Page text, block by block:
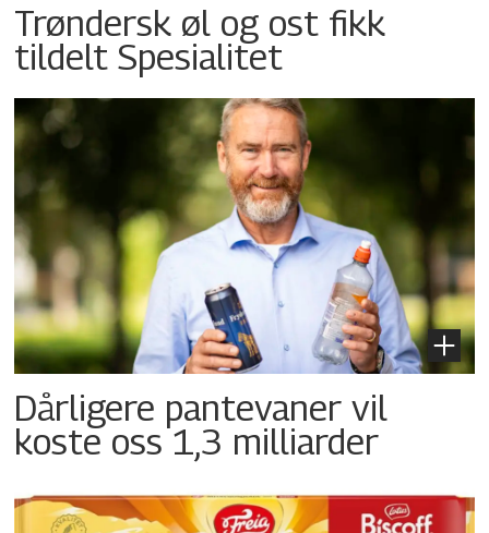
Trøndersk øl og ost fikk
tildelt Spesialitet
Dårligere pantevaner vil
koste oss 1,3 milliarder